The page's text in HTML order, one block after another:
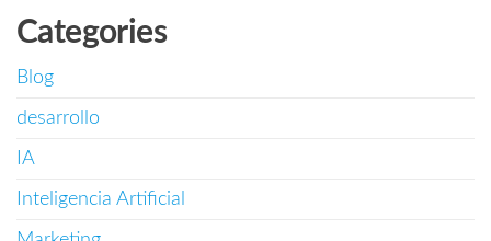
Categories
Blog
desarrollo
IA
Inteligencia Artificial